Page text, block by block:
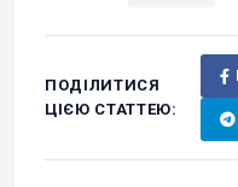
ПОДІЛИТИСЯ
ЦІЄЮ СТАТТЕЮ: